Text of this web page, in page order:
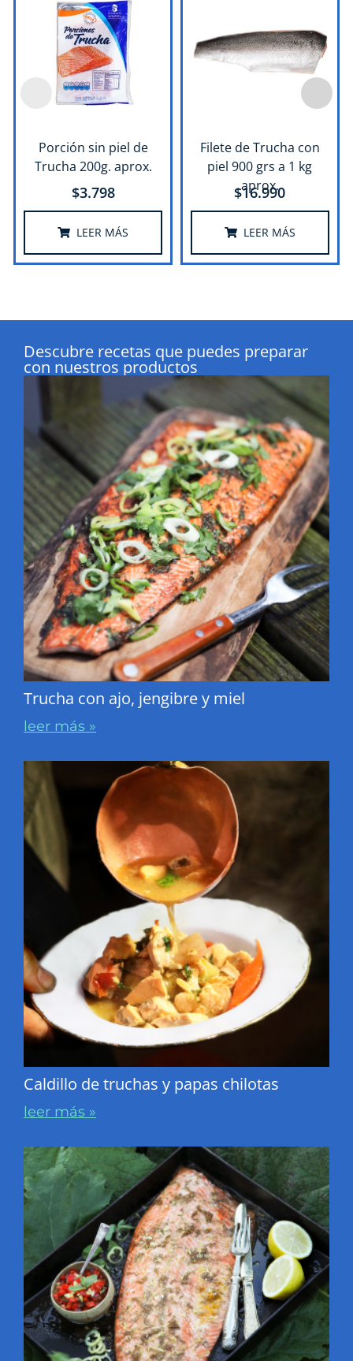
Porción sin piel de
Trucha 200g. aprox.
$3.798
LEER MÁS
Filete de Trucha con
piel 900 grs a 1 kg
aprox.
$16.990
LEER MÁS
Descubre recetas que puedes preparar
con nuestros productos
Trucha con ajo, jengibre y miel
leer más »
Caldillo de truchas y papas chilotas
leer más »